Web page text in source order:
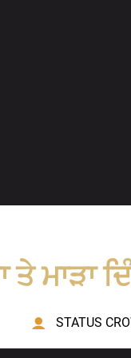
ਤੇ ਮਾੜਾ
STATUS